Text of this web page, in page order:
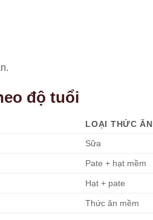
độ tuổi
LOẠI THỨC ĂN
Sữa
Pate + hạt mềm
Hạt + pate
Thức ăn mềm